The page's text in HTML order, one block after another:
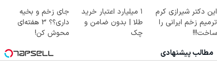
این دکتر شیرازی کرم
ترمیم زخم ایرانی را
ساخت!!!
۱ میلیارد اعتبار خرید
طلا | بدون ضامن و
چک
جای زخم و بخیه
داری؟؟ 3 هفته‌ای
محوش کن!
مطالب پیشنهادی